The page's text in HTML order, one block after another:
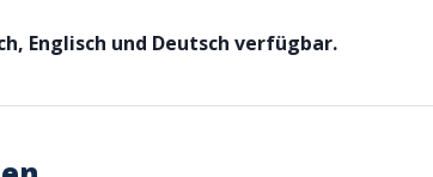
Englisch und Deutsch verfügbar.